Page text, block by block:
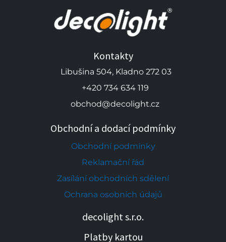
Kontakty
Libušina 504, Kladno 272 03
+420 734 634 119
obchod@decolight.cz
Obchodní a dodací podmínky
Obchodní podmínky
Reklamační řád
Zasílání obchodních sdělení
Ochrana osobních údajů
decolight s.r.o.
Platby kartou